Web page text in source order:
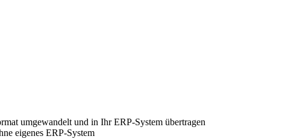
umgewandelt und in Ihr ERP-System übertragen
eigenes ERP-System